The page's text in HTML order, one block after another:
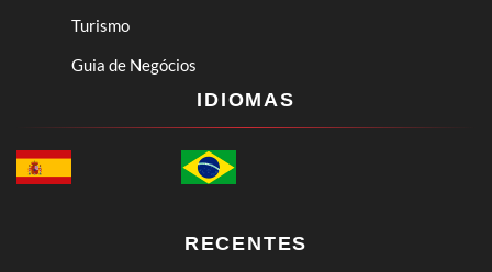
Turismo
Guia de Negócios
IDIOMAS
RECENTES